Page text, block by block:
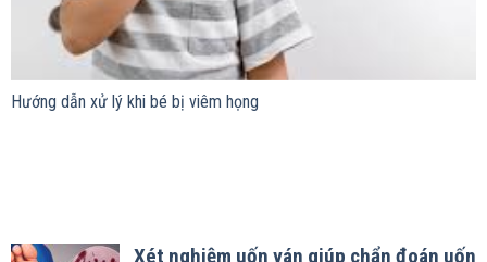
Hướng dẫn xử lý khi bé bị viêm họng